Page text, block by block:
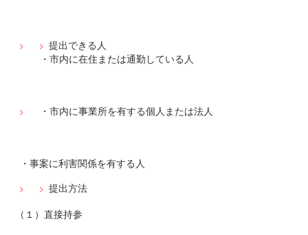
提出できる人
・市内に在住または通勤している人
・市内に事業所を有する個人または法人
・事案に利害関係を有する人
提出方法
（１）直接持参